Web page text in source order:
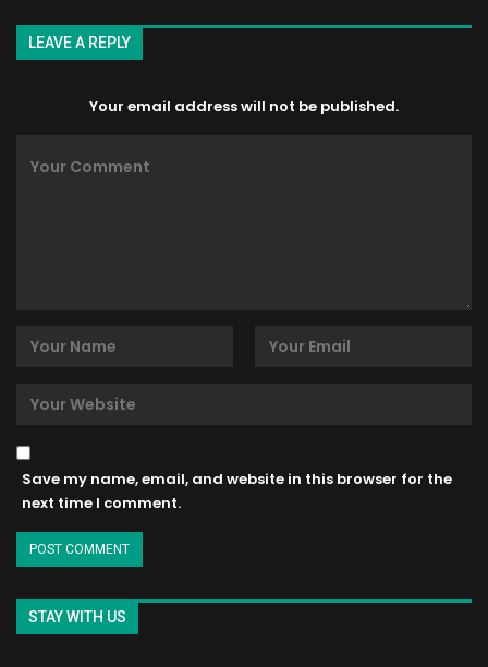
LEAVE A REPLY
Your email address will not be published.
Save my name, email, and website in this browser for the
next time I comment.
STAY WITH US